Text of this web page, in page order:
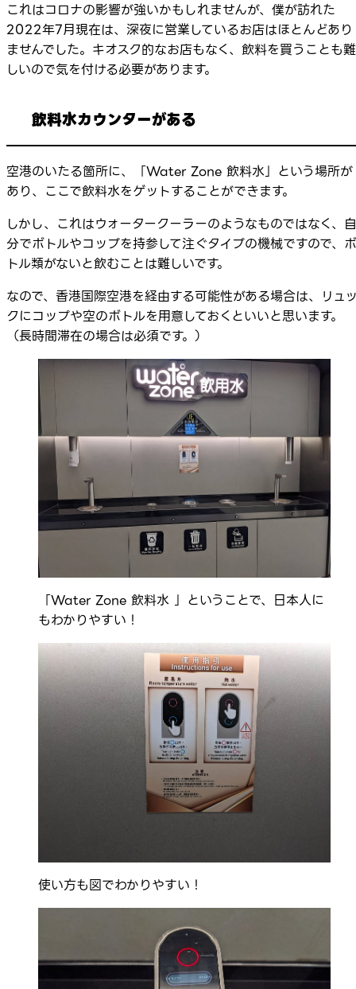
これはコロナの影響が強いかもしれませんが、僕が訪れた
2022年7月現在は、深夜に営業しているお店はほとんどあり
ませんでした。キオスク的なお店もなく、飲料を買うことも難
しいので気を付ける必要があります。
飲料水カウンターがある
空港のいたる箇所に、「Water Zone 飲料水」という場所が
あり、ここで飲料水をゲットすることができます。
しかし、これはウォータークーラーのようなものではなく、自
分でボトルやコップを持参して注ぐタイプの機械ですので、ボ
トル類がないと飲むことは難しいです。
なので、香港国際空港を経由する可能性がある場合は、リュ
クにコップや空のボトルを用意しておくといいと思います。
（長時間滞在の場合は必須です。）
「Water Zone 飲料水 」ということで、日本人に
もわかりやすい！
使い方も図でわかりやすい！